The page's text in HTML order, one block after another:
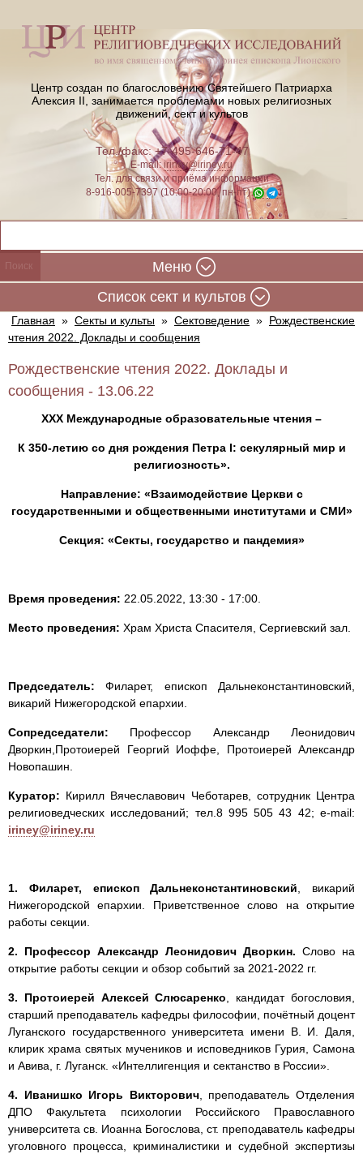
Центр создан по благословению Святейшего Патриарха
Алексия II, занимается проблемами новых религиозных
движений, сект и культов
Тел./факс: +7-495-646-71-47
E-mail:iriney@iriney.ru
Тел. для связи и приёма информации
8-916-005-7397 (10:00-20:00, пн-пт)
Меню
Cписок сект и культов
Главная » Секты и культы » Сектоведение » Рождественские
чтения 2022. Доклады и сообщения
Рождественские чтения 2022. Доклады и
сообщения - 13.06.22
ХXX Международные образовательные чтения –
К 350-летию со дня рождения Петра I: секулярный мир и
религиозность».
Направление: «Взаимодействие Церкви с
государственными и общественными институтами и СМИ»
Секция: «Секты, государство и пандемия»
Время проведения: 22.05.2022, 13:30 - 17:00.
Место проведения: Храм Христа Спасителя, Сергиевский зал.
Председатель:Филарет, епископ Дальнеконстантиновский,
викарий Нижегородской епархии.
Сопредседатели: Профессор Александр Леонидович
Дворкин,Протоиерей Георгий Иоффе, Протоиерей Александр
Новопашин.
Куратор: Кирилл Вячеславович Чеботарев, сотрудник Центра
религиоведческих исследований; тел.8 995 505 43 42; e-mail:
iriney@iriney.ru
1. Филарет, епископ Дальнеконстантиновский , викарий
Нижегородской епархии. Приветственное слово на открытие
работы секции.
2. Профессор Александр Леонидович Дворкин. Слово на
открытие работы секции и обзор событий за 2021-2022 гг.
3. Протоиерей Алексей Слюсаренко , кандидат богословия,
старший преподаватель кафедры философии, почётный доцент
Луганского государственного университета имени В. И. Даля,
клирик храма святых мучеников и исповедников Гурия, Самона
и Авива, г. Луганск. «Интеллигенция и сектанство в России».
4. Иванишко Игорь Викторович, преподаватель Отделения
ДПО Факультета психологии Российского Православного
университета св. Иоанна Богослова, cт. преподаватель кафедры
уголовного процесса, криминалистики и судебной экспертизы